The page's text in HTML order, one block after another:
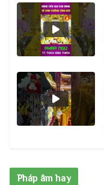
Pháp âm hay